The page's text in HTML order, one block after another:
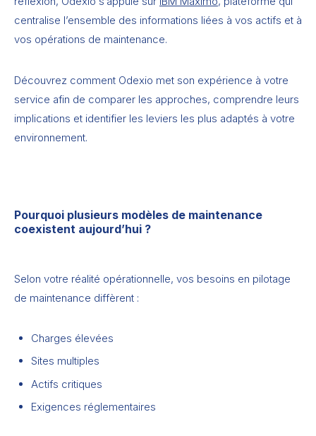
centralise l’ensemble des informations liées à vos actifs et à
vos opérations de maintenance.
Découvrez comment Odexio met son expérience à votre
service afin de comparer les approches, comprendre leurs
implications et identifier les leviers les plus adaptés à votre
environnement.
Pourquoi plusieurs modèles de maintenance
coexistent aujourd’hui ?
Selon votre réalité opérationnelle, vos besoins en pilotage
de maintenance diffèrent :
Charges élevées
Sites multiples
Actifs critiques
Exigences réglementaires